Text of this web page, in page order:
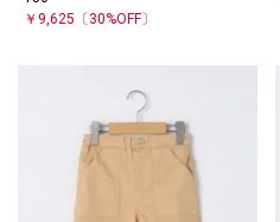
￥9,625 〔30%OFF〕